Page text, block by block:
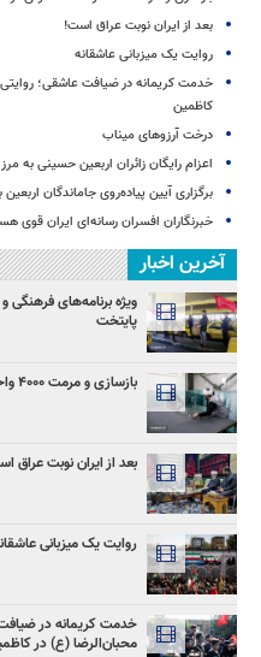
بعد از ایران نوبت عراق است!
روایت یک میزبانی عاشقانه
خدمت کریمانه در ضیافت عاشقی؛
کاظمین
درخت آرزوهای میناب
اعزام رایگان زائران اربعین حسینی به
برگزاری آیین پیاده‌روی جاماندگان
خبرنگاران افسران رسانه‌ای ایران قوی
آخرین اخبار
ویژه برنامه‌های فرهنگی
پایتخت
بازسازی و مرمت ۴۰۰۰ واحد مسکونی توسط گروه‌های جهادی
بعد از ایران نوبت عراق
روایت یک میزبانی
خدمت کریمانه در
محبان‌الرضا (ع) در